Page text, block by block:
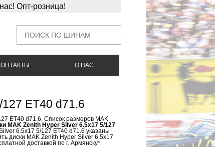
Опт-розница!
О НАС
ET40 d71.6
ET40 d71.6. Список размеров MAK
MAK Zenith Hyper Silver 6.5x17 5/127
6.5x17 5/127 ET40 d71.6 указаны
диски MAK Zenith Hyper Silver 6.5x17
доставкой по г. Армянску*.